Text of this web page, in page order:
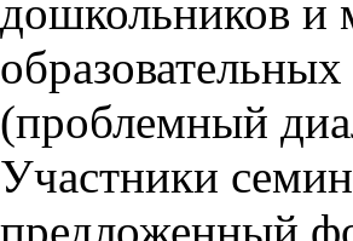
дошкольников и
(проблемный
Участники